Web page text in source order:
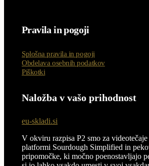
Pravila in pogoji
Splošna pravila in pogoji
Obdelava osebnih podatkov
Piškotki
Naložba v vašo prihodnost
eu-skladi.si
V okviru razpisa P2 smo za
platformi Sourdough Simplified in
pripomočke, ki močno poenostavljajo